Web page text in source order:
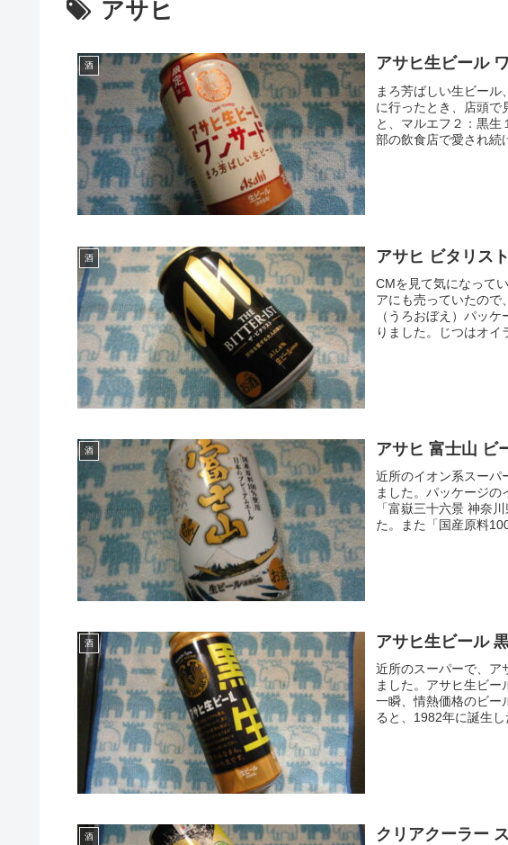
アサヒ
酒 アサヒ生ビール
まろ芳ばしい生ビー
に行ったとき、店頭で
と、マルエフ２：黒
部の飲食店で愛され続
酒 アサヒ ビタリス
CMを見て気になって
アにも売っていたので
（うろおぼえ）パッ
りました。じつはオイ
酒 アサヒ 富士山 ビ
近所のイオン系スーパ
ました。パッケージの
「富嶽三十六景 神奈
た。また「国産原料
酒 アサヒ生ビール
近所のスーパーで、ア
ました。アサヒ生ビー
一瞬、情熱価格のビー
ると、1982年に誕生し
酒 クリアクーラー